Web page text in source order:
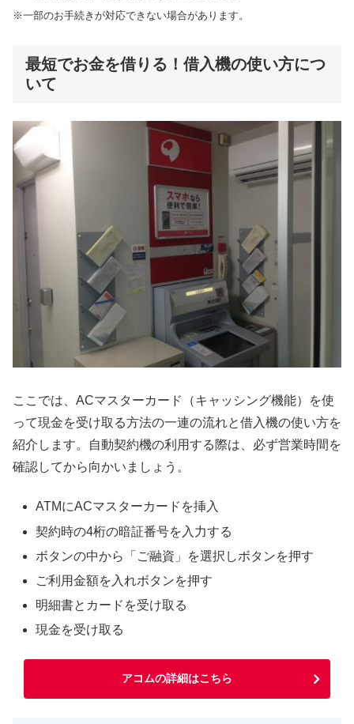
※一部のお手続きが対応できない場合があります。
最短でお金を借りる！借入機の使い方につ
いて
ここでは、ACマスターカード（キャッシング機能）を使
って現金を受け取る方法の一連の流れと借入機の使い方を
紹介します。自動契約機の利用する際は、必ず営業時間を
確認してから向かいましょう。
ATMにACマスターカードを挿入
契約時の4桁の暗証番号を入力する
ボタンの中から「ご融資」を選択しボタンを押す
ご利用金額を入れボタンを押す
明細書とカードを受け取る
現金を受け取る
アコムの詳細はこちら